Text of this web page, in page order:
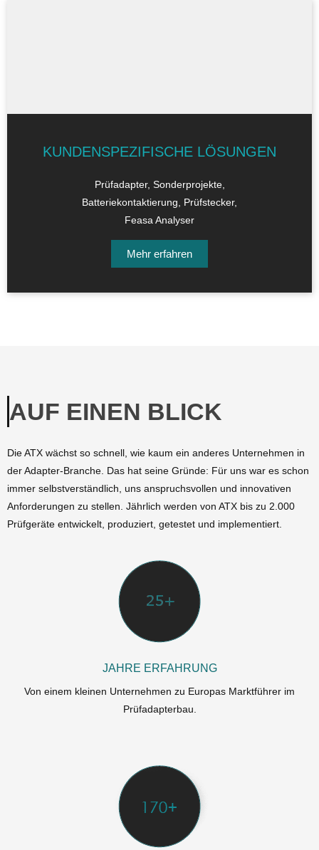
KUNDENSPEZIFISCHE LÖSUNGEN
Prüfadapter, Sonderprojekte,
Batteriekontaktierung, Prüfstecker,
Feasa Analyser
Mehr erfahren
AUF EINEN BLICK
Die ATX wächst so schnell, wie kaum ein anderes Unternehmen in
der Adapter-Branche. Das hat seine Gründe: Für uns war es schon
immer selbstverständlich, uns anspruchsvollen und innovativen
Anforderungen zu stellen. Jährlich werden von ATX bis zu 2.000
Prüfgeräte entwickelt, produziert, getestet und implementiert.
JAHRE ERFAHRUNG
Von einem kleinen Unternehmen zu Europas Marktführer im
Prüfadapterbau.